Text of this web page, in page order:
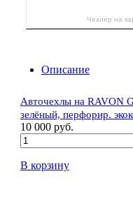
Чехлер на
Описание
Авточехлы на RAVON
зелёный, перфорир.
10 000 руб.
В корзину